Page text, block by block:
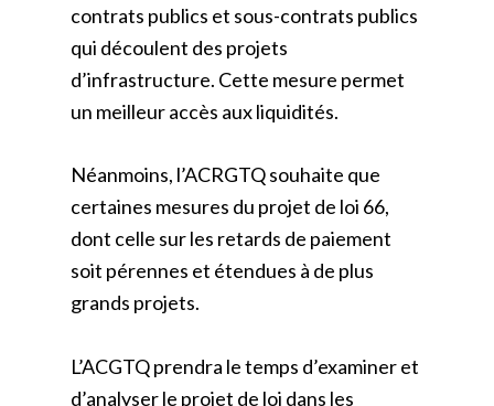
contrats publics et sous-contrats publics
qui découlent des projets
d’infrastructure. Cette mesure permet
un meilleur accès aux liquidités.
Néanmoins, l’ACRGTQ souhaite que
certaines mesures du projet de loi 66,
dont celle sur les retards de paiement
soit pérennes et étendues à de plus
grands projets.
L’ACGTQ prendra le temps d’examiner et
d’analyser le projet de loi dans les